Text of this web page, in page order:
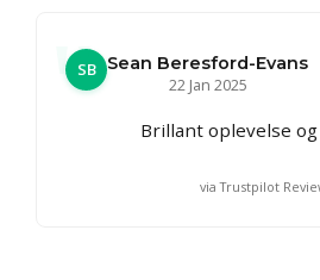
SB Sean Beresford-Evans
22 Jan 2025
Brillant oplevelse
via Trustpilot